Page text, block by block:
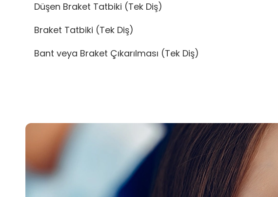
Düşen Braket Tatbiki (Tek Diş)
Braket Tatbiki (Tek Diş)
Bant veya Braket Çıkarılması (Tek Diş)